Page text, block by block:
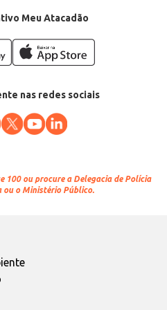
Meu Atacadão
nas redes sociais
100 ou procure a Delegacia de Polícia
ou o Ministério Público.